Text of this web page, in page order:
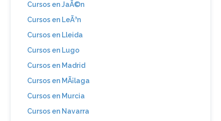
Cursos en JaÃ©n
Cursos en LeÃ³n
Cursos en Lleida
Cursos en Lugo
Cursos en Madrid
Cursos en MÃ¡laga
Cursos en Murcia
Cursos en Navarra